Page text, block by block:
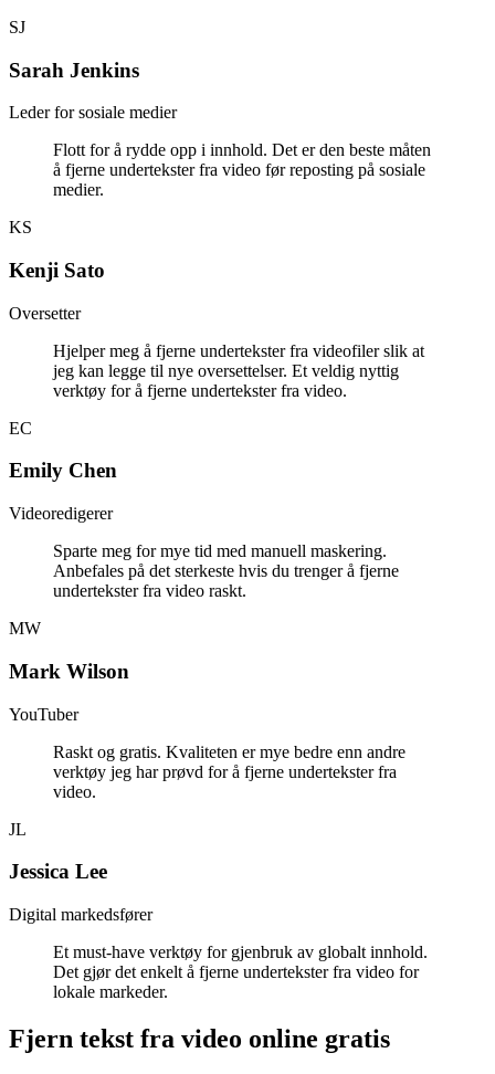
SJ
Sarah Jenkins
Leder for sosiale medier
Flott for å rydde opp i innhold. Det er den beste måten
å fjerne undertekster fra video før reposting på sosiale
medier.
KS
Kenji Sato
Oversetter
Hjelper meg å fjerne undertekster fra videofiler slik at
jeg kan legge til nye oversettelser. Et veldig nyttig
verktøy for å fjerne undertekster fra video.
EC
Emily Chen
Videoredigerer
Sparte meg for mye tid med manuell maskering.
Anbefales på det sterkeste hvis du trenger å fjerne
undertekster fra video raskt.
MW
Mark Wilson
YouTuber
Raskt og gratis. Kvaliteten er mye bedre enn andre
verktøy jeg har prøvd for å fjerne undertekster fra
video.
JL
Jessica Lee
Digital markedsfører
Et must-have verktøy for gjenbruk av globalt innhold.
Det gjør det enkelt å fjerne undertekster fra video for
lokale markeder.
Fjern tekst fra video online gratis